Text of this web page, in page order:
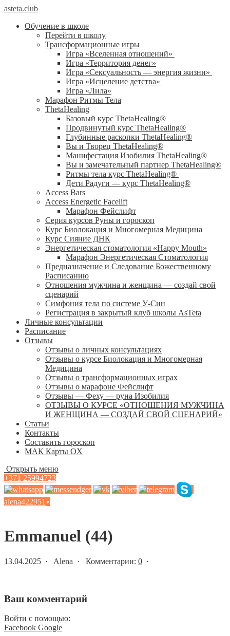
asteta.club
Обучение в школе
Перейти в школу
Трансформационные игры
Игра «Вселенная отношений»
Игра «Территория денег»
Игра «Сексуальность — энергия жизни»
Игра «Исцеление детства»
Игра «Лила»
Марафон Ритмы Тела
ThetaHealing
Базовый курс ThetaHealing®
Продвинутый курс ThetaHealing®
Глубинные раскопки ThetaHealing®
Вы и Творец ThetaHealing®
Манифестация Изобилия ThetaHealing®
Вы и замечательный партнер ThetaHealing®
Ритмы тела курс ThetaHealing®
Дети Радуги — курс ThetaHealing®
Access Bars
Access Energetic Facelift
Марафон Фейслифт
Серия курсов Руны и гороскоп
Курс Биолокация и Многомерная Медицина
Курс Сияние ДНК
Энергетическая стоматология «Happy Mouth»
Марафон Энергетическая Cтоматология
Предназначение и Следование Божественному
Расписанию
Отношения мужчина и женщина — создай свой
сценарий
Симфония тела по системе У-Син
Регистрация в закрытый клуб школы AsTeta
Личные консультации
Расписание
Отзывы
Отзывы о личных консультациях
Отзывы о курсе Биолокация и Многомерная
Медицина
Отзывы о трансформационных играх
Отзывы о марафоне Фейслифт
Отзывы — Феху — руна Изобилия
ОТЗЫВЫ О КУРСЕ «ОТНОШЕНИЯ МУЖЧИНА
И ЖЕНЩИНА — СОЗДАЙ СВОЙ СЦЕНАРИЙ»
Статьи
Контакты
Составить гороскоп
МАК Карты OХ
Открыть меню
+371 25994723
alena422951 ▾
Emmanuel (44)
13.04.2025 · Alena · Комментарии: 0 ·
Ваш комментарий
Войти с помощью:
Facebook Google